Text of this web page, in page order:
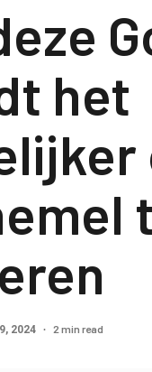
het
2024 2 min read